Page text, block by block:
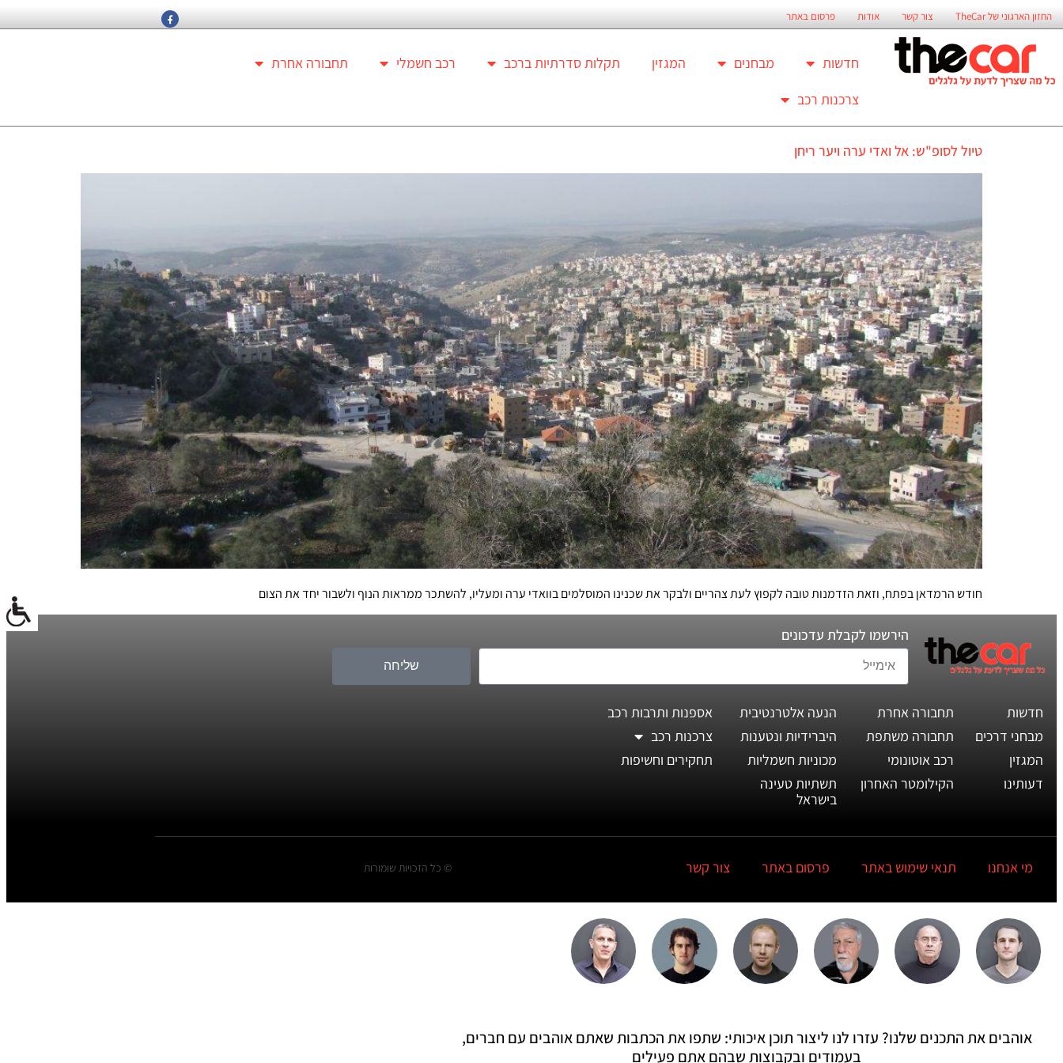
החזון הארגוני של TheCar צור קשר אודות פרסום באתר
חדשות מבחנים המגזין תקלות סדרתיות ברכב רכב חשמלי
תחבורה אחרת
צרכנות רכב
טיול לסופ"ש: אל ואדי ערה ויער ריחן
חודש הרמדאן בפתח, וזאת הזדמנות טובה לקפוץ לעת צהריים ולבקר את שכנינו המוסלמים בוואדי ערה ומעליו, להשתכר ממראות הנוף ולשבור יחד את הצום
הירשמו לקבלת עדכונים
שליחה
חדשות
מבחני דרכים
המגזין
דעותינו
תחבורה אחרת
תחבורה משתפת
רכב אוטונומי
הקילומטר האחרון
הנעה אלטרנטיבית
היברידיות ונטענות
מכוניות חשמליות
תשתיות טעינה
בישראל
אספנות ותרבות רכב
צרכנות רכב
תחקירים וחשיפות
מי אנחנו תנאי שימוש באתר פרסום באתר צור קשר © כל הזכויות שומורות
אוהבים את התכנים שלנו? עזרו לנו ליצור תוכן איכותי: שתפו את הכתבות שאתם אוהבים עם חברים,
בעמודים ובקבוצות שבהם אתם פעילים